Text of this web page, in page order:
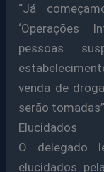
“Já
‘Operações
pessoas
venda de
serão
Elucidados
O delegado
elucidados